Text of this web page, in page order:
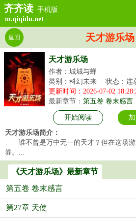
齐齐读 手机版
m.qiqidu.net
天才游乐场
返回
天才游乐场
作者：城城与蝉
类别：科幻未来
状态：连
更新时间：2026-07-02
最新章节： 第五卷 卷末感言
开始阅读
天才游乐场简介：
谁不曾是万中无一的天才？但在这场
券。...
《天才游乐场》最新章节
第五卷 卷末感言
第27章 天使